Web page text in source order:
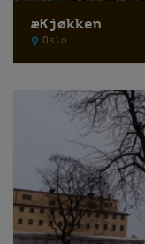
æKjøkken
Oslo